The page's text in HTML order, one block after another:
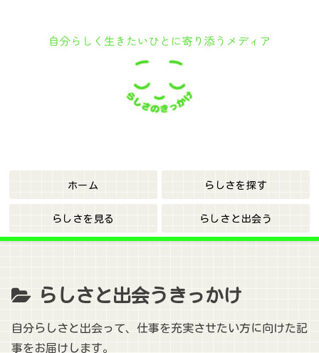
ホーム らしさを探す
らしさを見る らしさと出会う
らしさと出会うきっかけ
自分らしさと出会って、仕事を充実させたい方に向けた記
事をお届けします。